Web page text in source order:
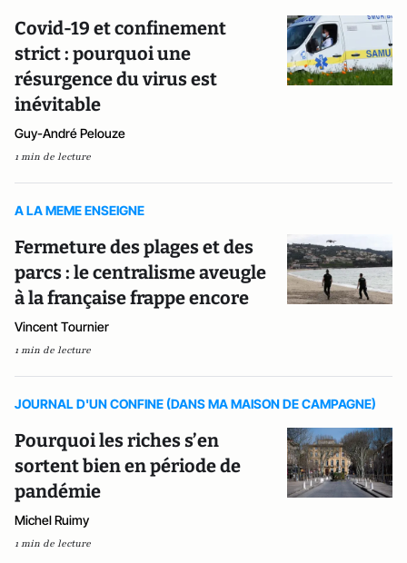
Covid-19 et confinement
strict : pourquoi une
résurgence du virus est
inévitable
Guy-André Pelouze
1 min de lecture
A LA MEME ENSEIGNE
Fermeture des plages et des
parcs : le centralisme aveugle
à la française frappe encore
Vincent Tournier
1 min de lecture
JOURNAL D'UN CONFINE (DANS MA MAISON DE CAMPAGNE)
Pourquoi les riches s’en
sortent bien en période de
pandémie
Michel Ruimy
1 min de lecture